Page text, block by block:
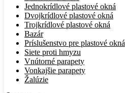
Jednokrídlové plastové okná
Dvojkrídlové plastové okná
Trojkrídlové plastové okná
Bazár
Príslušenstvo pre plastové okná
Siete proti hmyzu
Vnútorné parapety
Vonkajšie parapety
Žalúzie